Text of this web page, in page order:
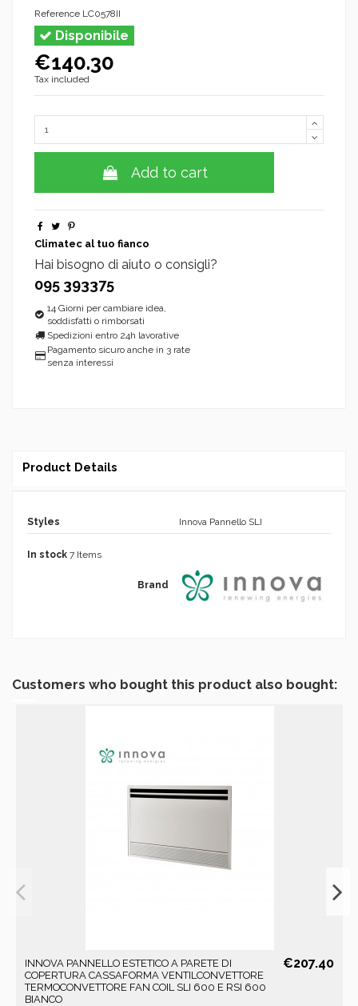
Reference LC0578II
Disponibile
€140.30
Tax included
Add to cart
Climatec al tuo fianco
Hai bisogno di aiuto o consigli?
095 393375
14 Giorni per cambiare idea,
soddisfatti o rimborsati
Spedizioni entro 24h lavorative
Pagamento sicuro anche in 3 rate
senza interessi
Product Details
Styles Innova Pannello SLI
Brand
In stock 7 Items
Customers who bought this product also bought:
INNOVA PANNELLO ESTETICO A PARETE DI
COPERTURA CASSAFORMA VENTILCONVETTORE
TERMOCONVETTORE FAN COIL SLI 600 E RSI 600
BIANCO
€207.40